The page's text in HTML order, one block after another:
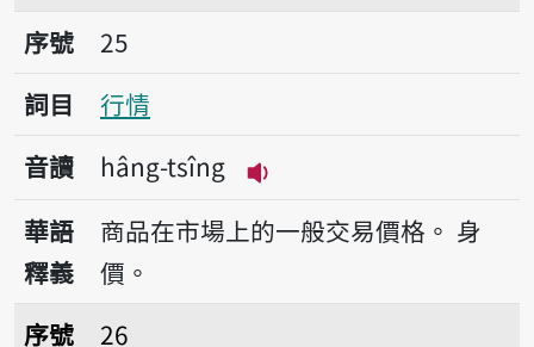
序號25行情
序號
25
詞目
行情
音讀
hâng-tsîng
播放音讀hâng-tsîng
華語
釋義
商品在市場上的一般交易價格。 身
價。
序號26合仔趁
序號
26